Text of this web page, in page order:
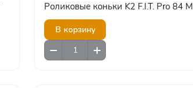
Роликовые коньки K2 F.I.T. Pro 84 M
В корзину